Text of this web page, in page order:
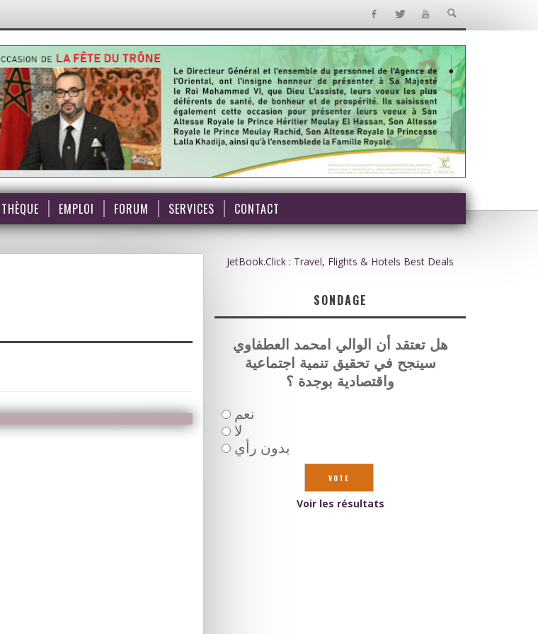
EMPLOI FORUM SERVICES CONTACT
JetBook.Click : Travel, Flights & Hotels Best Deals
SONDAGE
هل تعتقد أن الوالي امحمد العطفاوي
سينجح في تحقيق تنمية اجتماعية
واقتصادية بوجدة ؟
نعم
لا
بدون رأي
Voir les résultats